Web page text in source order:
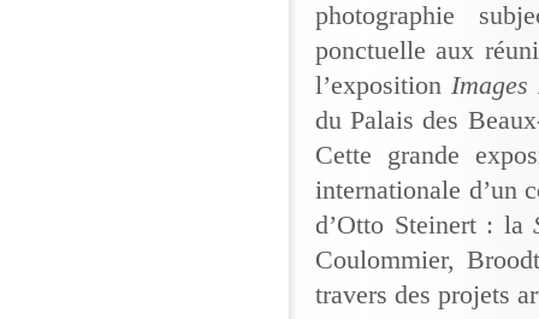
photographie
ponctuelle aux
l’exposition Images
du Palais des
Cette grande
internationale d’un
d’Otto Steinert : la
Coulommier,
travers des projets